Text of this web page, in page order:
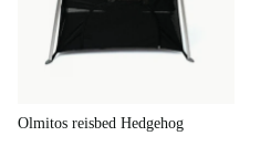
Olmitos reisbed Hedgehog